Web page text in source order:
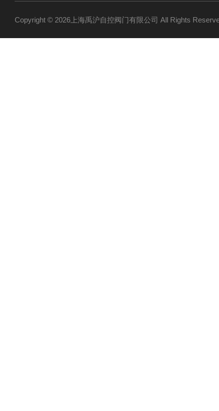
Copyright © 2026上海禹沪自控阀门有限公司 All Rights